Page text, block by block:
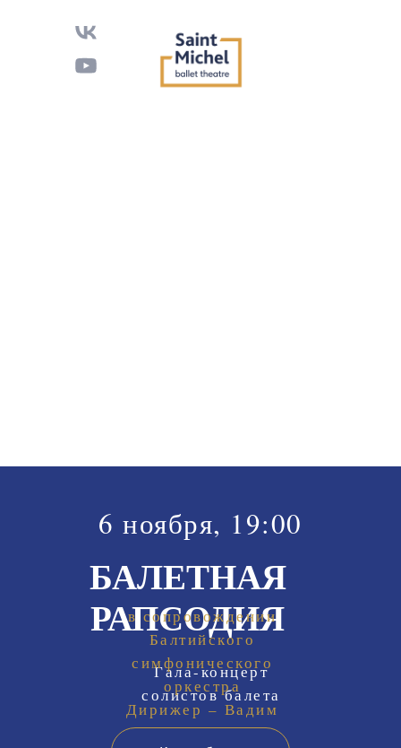
БАЛЕТНАЯ
РАПСОДИЯ
Гала-концерт
солистов балета
в сопровождении
Балтийского
симфонического
оркестра
Дирижер – Вадим
Никитин
6 ноября, 19:00